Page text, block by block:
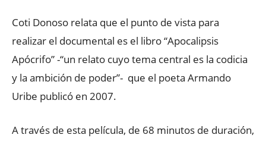
Coti Donoso relata que el punto de vista para
realizar el documental es el libro “Apocalipsis
Apócrifo” -“un relato cuyo tema central es la codicia
y la ambición de poder”- que el poeta Armando
Uribe publicó en 2007.
A través de esta película, de 68 minutos de duración,